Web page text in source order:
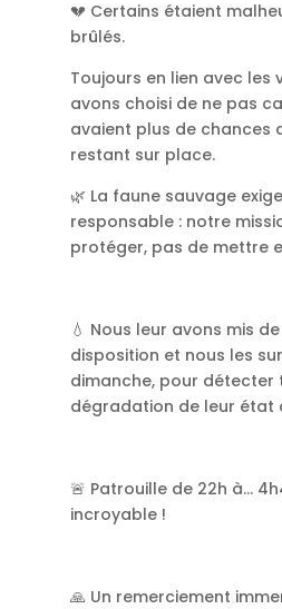
💔 Certains étaient
brûlés.
Toujours en lien avec les
avons choisi de ne pas
avaient plus de chances
restant sur place.
🌿 La faune sauvage
responsable : notre
protéger, pas de mettre
💧 Nous leur avons mis de
disposition et nous les
dimanche, pour détecter
dégradation de leur état
🚨 Patrouille de 22h à…
incroyable !
🙏 Un remerciement